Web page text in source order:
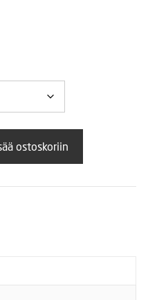
ostoskoriin